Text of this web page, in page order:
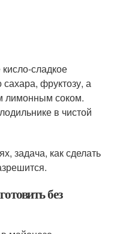
сладкое
фруктозу, а
лимонным соком.
в чистой
задача, как сделать
без